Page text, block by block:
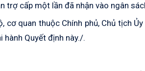
trợ cấp một lần đã nhận vào ngân
quan thuộc Chính phủ, Chủ tịch
Quyết định này./.